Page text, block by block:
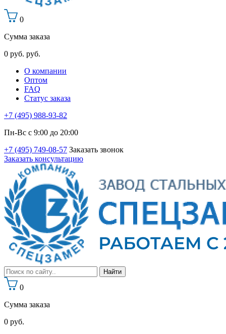
0
Сумма заказа
0 руб. руб.
О компании
Оптом
FAQ
Статус заказа
+7 (495) 988-93-82
Пн-Вс с 9:00 до 20:00
+7 (495) 749-08-57 Заказать звонок
Заказать консультацию
0
Сумма заказа
0 руб.